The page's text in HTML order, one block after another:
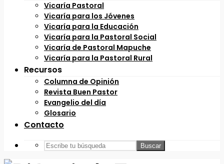
Vicaría Pastoral
Vicaría para los Jóvenes
Vicaría para la Educación
Vicaría para la Pastoral Social
Vicaría de Pastoral Mapuche
Vicaría para la Pastoral Rural
Recursos
Columna de Opinión
Revista Buen Pastor
Evangelio del día
Glosario
Contacto
Buscar